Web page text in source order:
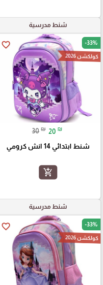
شنط مدرسية
favorite_border -33%
كولكشن 2026
30 ₪ 20 ₪
شنط ابتدائي 14 انش كرومي
add_shopping_cart
شنط مدرسية
favorite_border -33%
كولكشن 2026